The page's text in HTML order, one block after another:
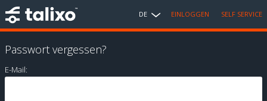
DE EINLOGGEN SELF SERVICE
Passwort vergessen?
E-Mail: